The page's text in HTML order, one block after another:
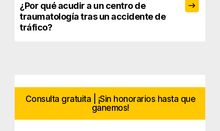
¿Por qué acudir a un centro de
traumatología tras un accidente de
tráfico?
Consulta gratuita | ¡Sin honorarios hasta que
ganemos!